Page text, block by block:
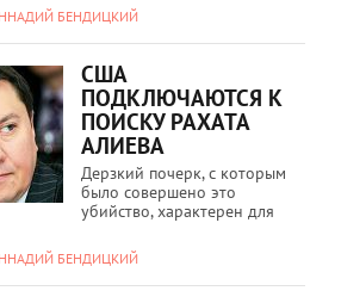
БЕНДИЦКИЙ
США
ПОДКЛЮЧАЮТСЯ К
ПОИСКУ РАХАТА
АЛИЕВА
Дерзкий почерк, с которым
было совершено это
убийство, характерен для
БЕНДИЦКИЙ